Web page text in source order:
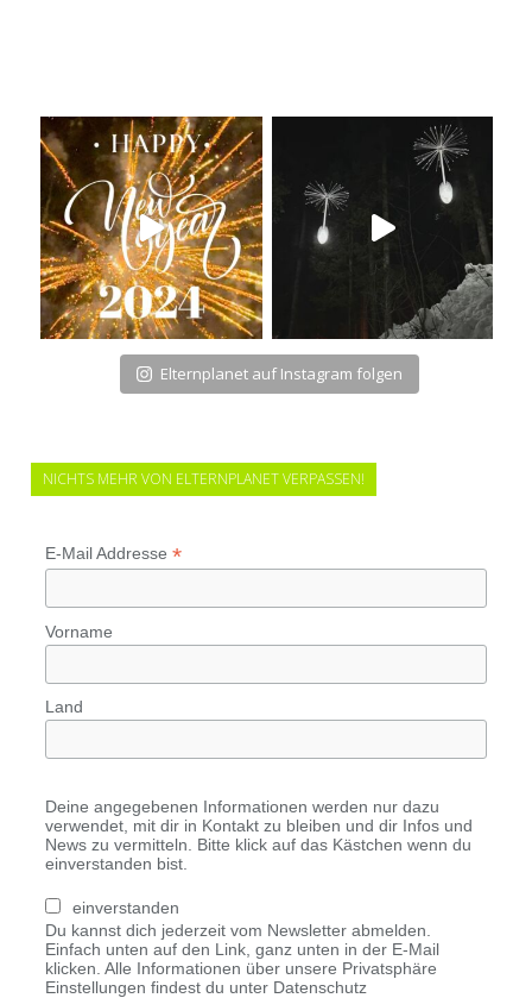
Elternplanet auf Instagram folgen
NICHTS MEHR VON ELTERNPLANET VERPASSEN!
E-Mail Addresse *
Vorname
Land
Deine angegebenen Informationen werden nur dazu
verwendet, mit dir in Kontakt zu bleiben und dir Infos und
News zu vermitteln. Bitte klick auf das Kästchen wenn du
einverstanden bist.
einverstanden
Du kannst dich jederzeit vom Newsletter abmelden.
Einfach unten auf den Link, ganz unten in der E-Mail
klicken. Alle Informationen über unsere Privatsphäre
Einstellungen findest du unter Datenschutz